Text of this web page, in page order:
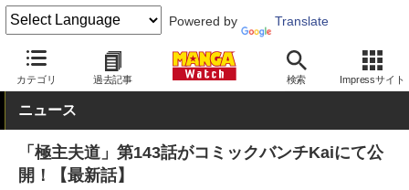
Powered by Translate
カテゴリ 過去記事 検索 Impressサイト
MANGA Watch Web/アプリ くらげバンチ
ニュース
「極主夫道」第143話がコミックバンチKaiにて公
開！【最新話】